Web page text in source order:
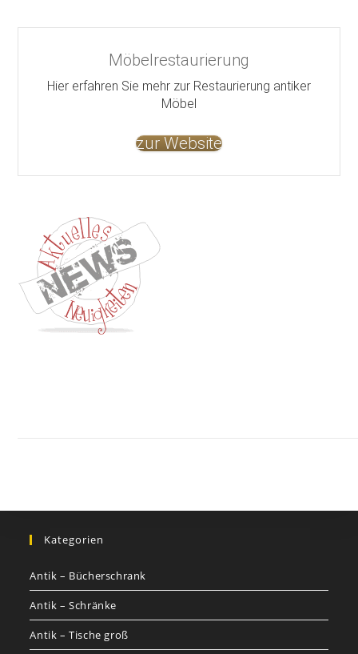
Möbelrestaurierung
Hier erfahren Sie mehr zur Restaurierung antiker
Möbel
zur Website
Kategorien
Antik – Bücherschrank
Antik – Schränke
Antik – Tische groß